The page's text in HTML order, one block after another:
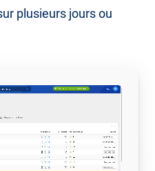
plusieurs jours ou